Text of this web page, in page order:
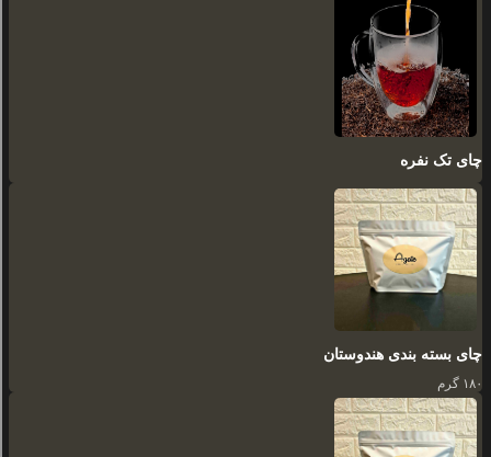
چای تک نفره
چای بسته بندی هندوستان
۱۸۰ گرم